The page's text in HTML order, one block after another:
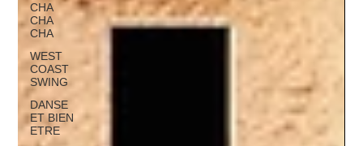
CHA
CHA
CHA
WEST
COAST
SWING
DANSE
ET BIEN
ETRE